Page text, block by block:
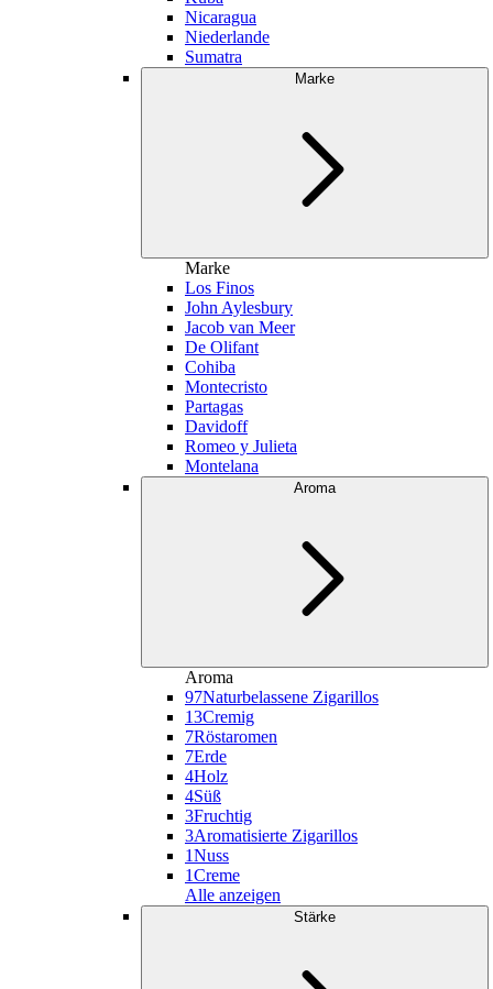
Nicaragua
Niederlande
Sumatra
Marke
Marke
Los Finos
John Aylesbury
Jacob van Meer
De Olifant
Cohiba
Montecristo
Partagas
Davidoff
Romeo y Julieta
Montelana
Aroma
Aroma
97Naturbelassene Zigarillos
13Cremig
7Röstaromen
7Erde
4Holz
4Süß
3Fruchtig
3Aromatisierte Zigarillos
1Nuss
1Creme
Alle anzeigen
Stärke